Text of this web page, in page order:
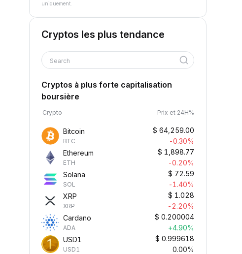
uniquement.
Cryptos les plus tendance
Search
Cryptos à plus forte capitalisation
boursière
Crypto Prix et 24H%
Bitcoin
BTC
$ 64,259.00
-0.30%
Ethereum
ETH
$ 1,898.77
-0.20%
Solana
SOL
$ 72.59
-1.40%
XRP
XRP
$ 1.028
-2.20%
Cardano
ADA
$ 0.200004
+4.90%
USD1
USD1
$ 0.999618
0.00%